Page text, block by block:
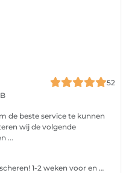
52
wij de volgende
...
24-48 uur voor de behandeling scheren! 1-2 weken voor en na de behandeling geen zon, zonnebank of bruiningscrème gebruiken